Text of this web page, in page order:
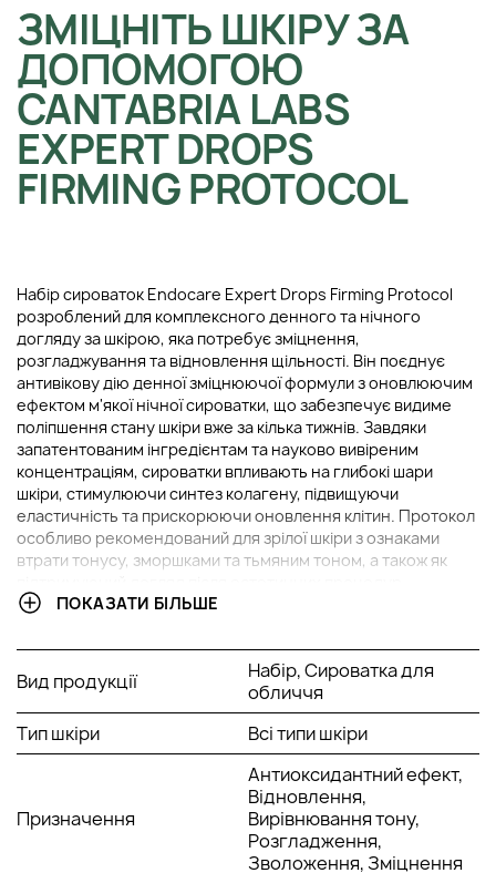
ЗМІЦНІТЬ ШКІРУ ЗА
ДОПОМОГОЮ
CANTABRIA LABS
EXPERT DROPS
FIRMING PROTOCOL
Набір сироваток Endocare Expert Drops Firming Protocol
розроблений для комплексного денного та нічного
догляду за шкірою, яка потребує зміцнення,
розгладжування та відновлення щільності. Він поєднує
антивікову дію денної зміцнюючої формули з оновлюючим
ефектом м'якої нічної сироватки, що забезпечує видиме
поліпшення стану шкіри вже за кілька тижнів. Завдяки
запатентованим інгредієнтам та науково вивіреним
концентраціям, сироватки впливають на глибокі шари
шкіри, стимулюючи синтез колагену, підвищуючи
еластичність та прискорюючи оновлення клітин. Протокол
особливо рекомендований для зрілої шкіри з ознаками
втрати тонусу, зморшками та тьмяним тоном, а також як
Денна сироватка, що зміцнює Firming Serum, 10 мл;
Нічна сироватка, що оновлює, з м'яким пілінгом Soft
Peel Serum, 10 мл.
ОСНОВНІ ІНГРЕДІЄНТИ ТА ЇХ ПЕРЕВАГИ
SCA® (муцин равлики):біотехнологічно активний
компонент, багатий на ростові фактори та
ПОКАЗАТИ БІЛЬШЕ
Вид продукції
Набір, Сироватка для
обличчя
Тип шкіри
Всі типи шкіри
Призначення
Антиоксидантний ефект,
Відновлення,
Вирівнювання тону,
Розгладження,
Зволоження, Зміцнення